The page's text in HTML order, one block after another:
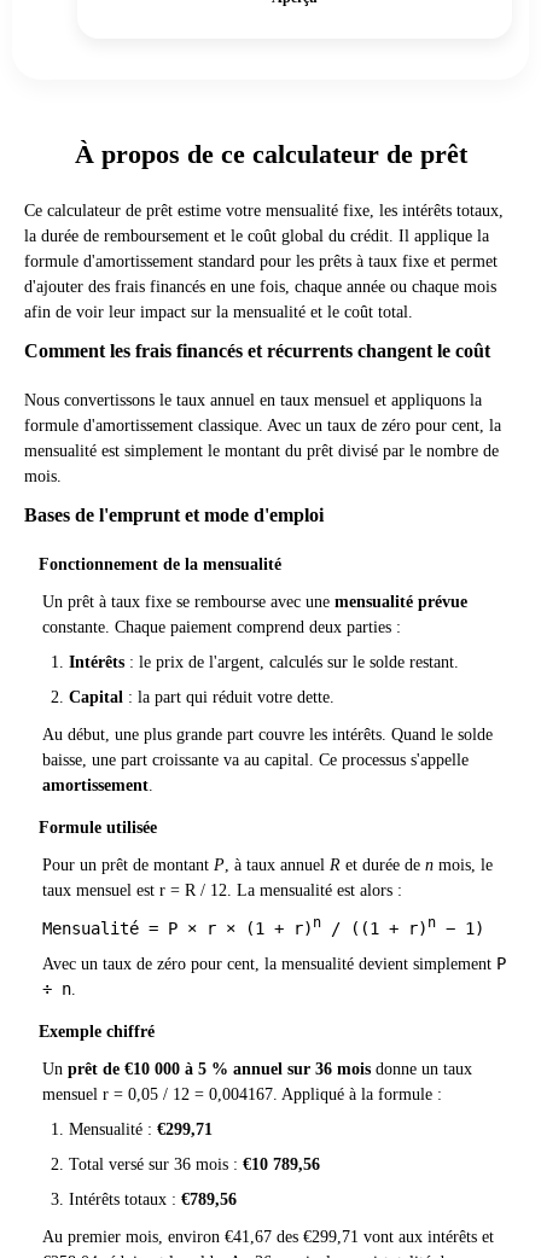
À propos de ce calculateur de prêt
Ce calculateur de prêt estime votre mensualité fixe, les intérêts totaux,
la durée de remboursement et le coût global du crédit. Il applique la
formule d'amortissement standard pour les prêts à taux fixe et permet
d'ajouter des frais financés en une fois, chaque année ou chaque mois
afin de voir leur impact sur la mensualité et le coût total.
Comment les frais financés et récurrents changent le coût
Nous convertissons le taux annuel en taux mensuel et appliquons la
formule d'amortissement classique. Avec un taux de zéro pour cent, la
mensualité est simplement le montant du prêt divisé par le nombre de
mois.
Bases de l'emprunt et mode d'emploi
Fonctionnement de la mensualité
Un prêt à taux fixe se rembourse avec une mensualité prévue
constante. Chaque paiement comprend deux parties :
Intérêts : le prix de l'argent, calculés sur le solde restant.
Capital : la part qui réduit votre dette.
Au début, une plus grande part couvre les intérêts. Quand le solde
baisse, une part croissante va au capital. Ce processus s'appelle
amortissement
Formule utilisée
Pour un prêt de montant P , à taux annuel R et durée de n mois, le
taux mensuel est r = R / 12. La mensualité est alors :
Mensualité = P × r × (1 + r) n / ((1 + r) n − 1)
Avec un taux de zéro pour cent, la mensualité devient simplement P
÷ n
Exemple chiffré
Un prêt de €10 000 à 5 % annuel sur 36 mois donne un taux
mensuel r = 0,05 / 12 = 0,004167. Appliqué à la formule :
Mensualité : €299,71
Total versé sur 36 mois : €10 789,56
Intérêts totaux : €789,56
Au premier mois, environ €41,67 des €299,71 vont aux intérêts et